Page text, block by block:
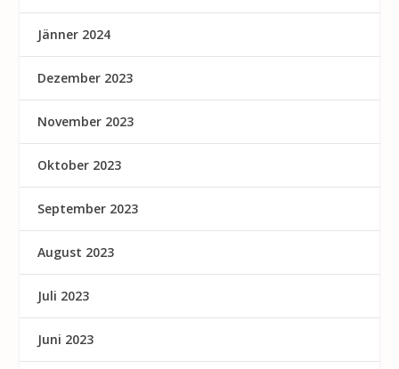
Jänner 2024
Dezember 2023
November 2023
Oktober 2023
September 2023
August 2023
Juli 2023
Juni 2023